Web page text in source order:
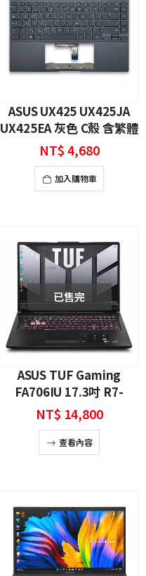
ASUS UX425 UX425JA
UX425EA 灰色 C殼 含繁體
中文背光鍵盤 全新品
NT$4,680
加入購物車
已售完
ASUS TUF Gaming
FA706IU 17.3吋 R7-
4800H 16GB 500GB SSD
GTX 1660 Ti 電競筆電
NT$ 14,800
查看內容